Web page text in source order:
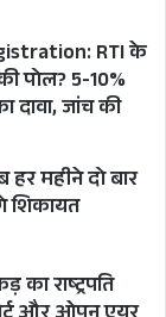
नामावली
वहां स्थायी
पर स्वयं को
अनिच्छुक
मतदान के
नहीं है।
हुआ था और
RTI के
पोल? 5-10%
दावा, जांच की
महीने दो बार
का राष्ट्रपति